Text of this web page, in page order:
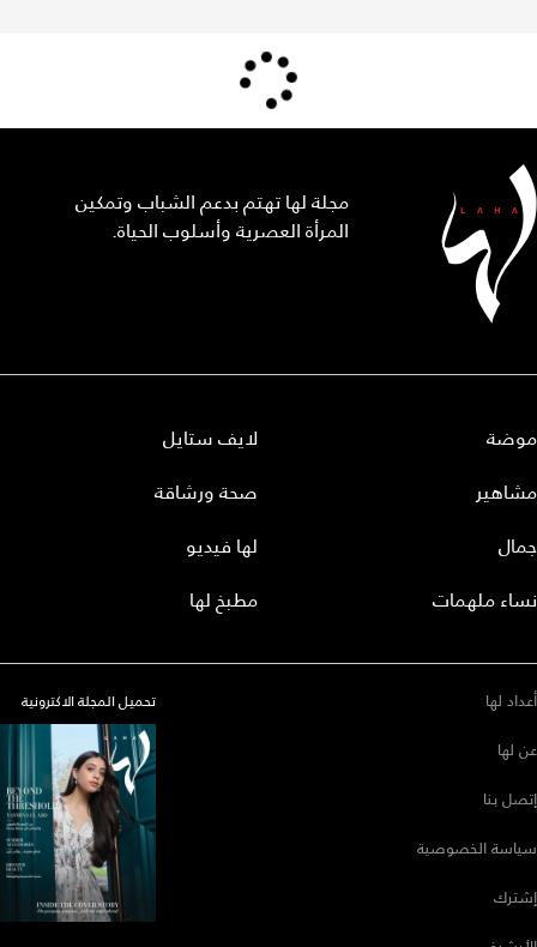
مجلة لها تهتم بدعم الشباب وتمكين
المرأة العصرية وأسلوب الحياة.
موضة
مشاهير
جمال
نساء ملهمات
لايف ستايل
صحة ورشاقة
لها فيديو
مطبخ لها
أعداد لها
عن لها
إتصل بنا
سياسة الخصوصية
إشترك
تحميل المجلة الاكترونية